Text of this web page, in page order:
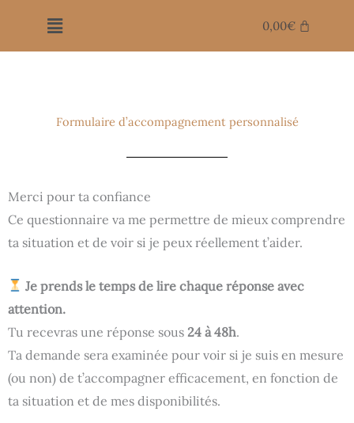
contenu
Menu 0,00€
Formulaire d’accompagnement personnalisé
Merci pour ta confiance
Ce questionnaire va me permettre de mieux comprendre
ta situation et de voir si je peux réellement t’aider.
Je prends le temps de lire chaque réponse avec
attention.
Tu recevras une réponse sous 24 à 48h.
Ta demande sera examinée pour voir si je suis en mesure
(ou non) de t’accompagner efficacement, en fonction de
ta situation et de mes disponibilités.